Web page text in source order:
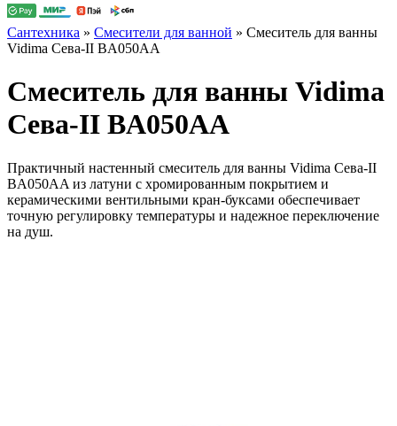
Сантехника » Смесители для ванной » Смеситель для ванны
Vidima Сева-II BA050AA
Смеситель для ванны Vidima
Сева-II BA050AA
Практичный настенный смеситель для ванны Vidima Сева-II
BA050AA из латуни с хромированным покрытием и
керамическими вентильными кран-буксами обеспечивает
точную регулировку температуры и надежное переключение
на душ.